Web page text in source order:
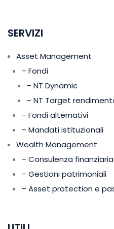
SERVIZI
Asset Management
– Fondi
– NT Dynamic
– NT Target
– Fondi alternativi
– Mandati istituzionali
Wealth Management
– Consulenza finanziaria
– Gestioni patrimoniali
– Asset protection e